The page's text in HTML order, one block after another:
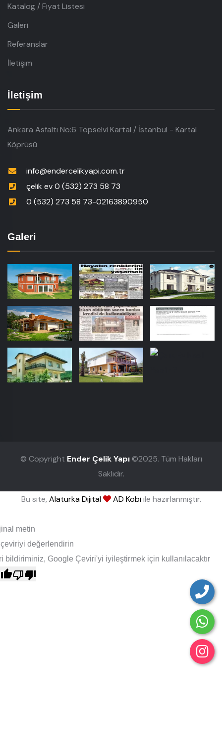
Katalog / Fiyat Listesi
Galeri
Referanslar
İletişim
İletişim
Ankara Asfaltı No:6 Topselvi Kartal / İstanbul - Kartal
Köprüsü
info@endercelikyapi.com.tr
çelik ev 0 (532) 273 58 73
0 (532) 273 58 73-02163890950
Galeri
© Copyright Ender Çelik Yapı©2025. Tüm Hakları
Saklıdır.
Bu site, Alaturka Dijital AD Kobiile hazırlanmıştır.
metin
değerlendirin
bildiriminiz, Google Çeviri'yi iyileştirmek için kullanılacaktır